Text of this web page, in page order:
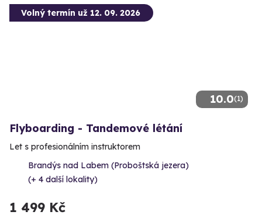
10.0(1)
Volný termín už 12. 09. 2026
Flyboarding - Tandemové létání
Let s profesionálním instruktorem
Brandýs nad Labem (Proboštská jezera)
(+ 4 další lokality)
1 499 Kč